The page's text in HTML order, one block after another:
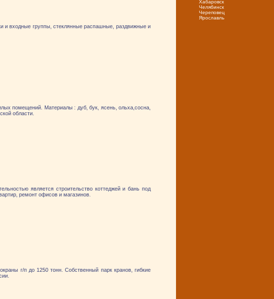
и входные группы, стеклянные распашные, раздвижные и
помещений. Материалы : дуб, бук, ясень, ольха,сосна,
области.
является строительство коттеджей и бань под
ремонт офисов и магазинов.
г/п до 1250 тонн. Собственный парк кранов, гибкие
Хабаровск
Челябинск
Череповец
Ярослaвль